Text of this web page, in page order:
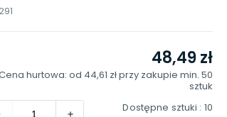
48,49 zł
hurtowa: od 44,61 złprzy zakupie min. 50
sztuk
Dostępne sztuki : 10